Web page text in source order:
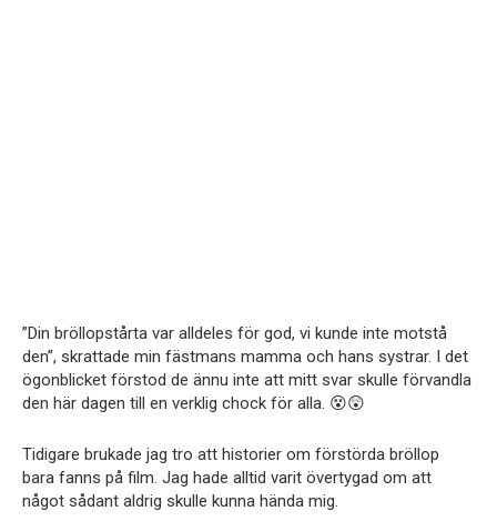
”Din bröllopstårta var alldeles för god, vi kunde inte motstå
den”, skrattade min fästmans mamma och hans systrar. I det
ögonblicket förstod de ännu inte att mitt svar skulle förvandla
den här dagen till en verklig chock för alla. 😵😲
Tidigare brukade jag tro att historier om förstörda bröllop
bara fanns på film. Jag hade alltid varit övertygad om att
något sådant aldrig skulle kunna hända mig.